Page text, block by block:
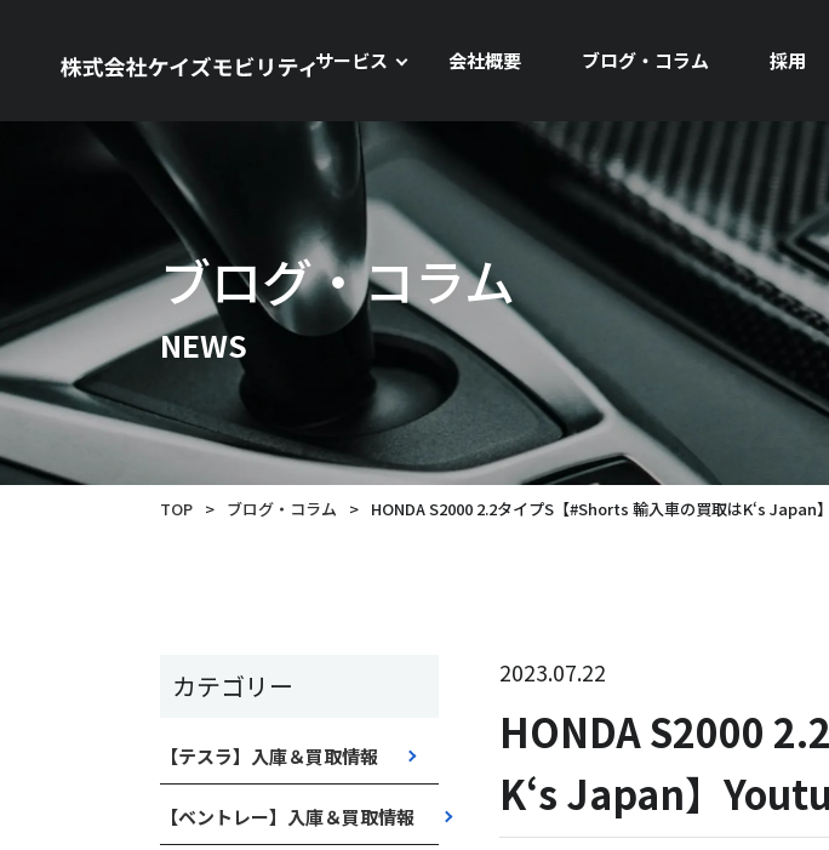
サービス 会社概要 ブログ・コラム 採用
ブログ・コラム
NEWS
TOP > ブログ・コラム > HONDA S2000 2.2タイプS【#Shorts 輸入車の買取はK‘s Japan
カテゴリー
【テスラ】入庫＆買取情報
【ベントレー】入庫＆買取情報
2023.07.22
HONDA S2000
K‘s Japan】